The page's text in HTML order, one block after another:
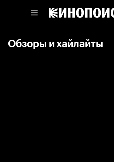
Обзоры и хайлайты